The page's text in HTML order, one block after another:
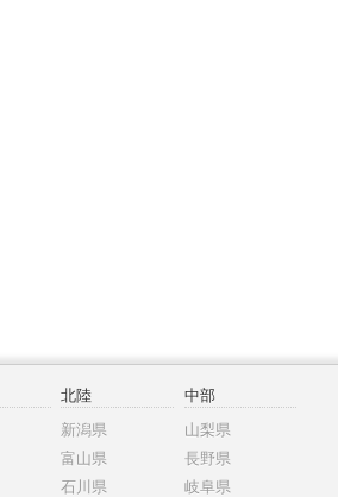
北陸
新潟県
富山県
石川県
中部
山梨県
長野県
岐阜県